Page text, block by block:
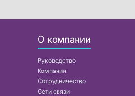
О компании
Руководство
Компания
Сотрудничество
Сети связи